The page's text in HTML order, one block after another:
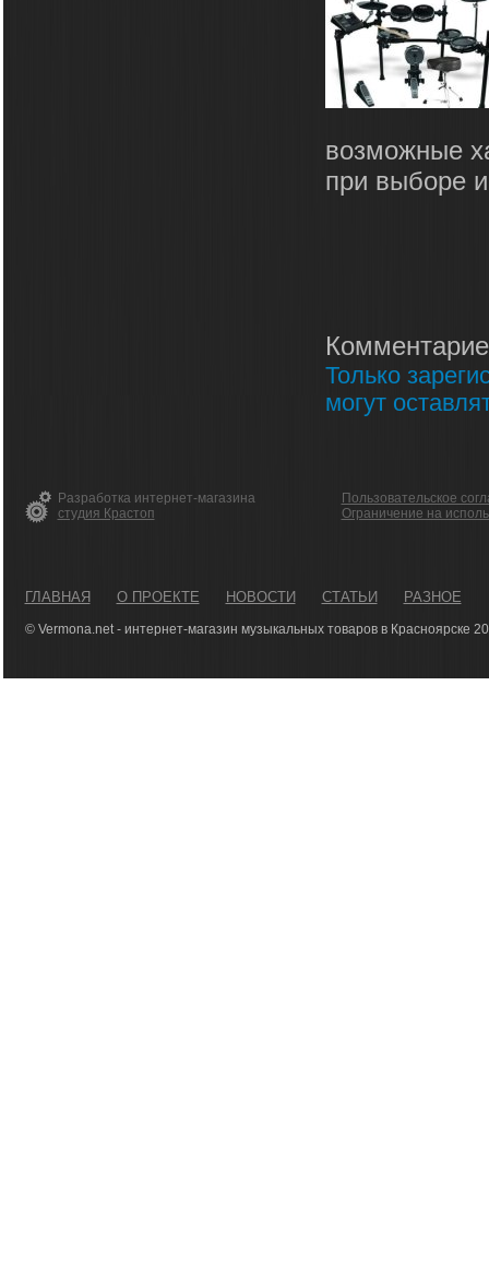
возможные
при выборе
Только
могут
Разработка интернет-магазина
студия Крастоп
Пользовательское
Ограничение на
ГЛАВНАЯ О ПРОЕКТЕ НОВОСТИ СТАТЬИ РАЗНОЕ
© Vermona.net - интернет-магазин музыкальных товаров в Красноярске